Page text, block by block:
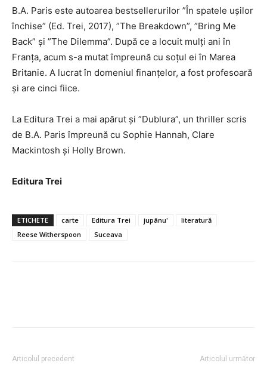
B.A. Paris este autoarea bestsellerurilor ”În spatele ușilor
închise” (Ed. Trei, 2017), ”The Breakdown”, ”Bring Me
Back” și ”The Dilemma”. După ce a locuit mulți ani în
Franța, acum s-a mutat împreună cu soțul ei în Marea
Britanie. A lucrat în domeniul finanțelor, a fost profesoară
și are cinci fiice.
La Editura Trei a mai apărut și ”Dublura”, un thriller scris
de B.A. Paris împreună cu Sophie Hannah, Clare
Mackintosh și Holly Brown.
Editura Trei
ETICHETE carte Editura Trei jupânu'
literatură
Reese Witherspoon
Suceava
Articolul precedent Articolul următor